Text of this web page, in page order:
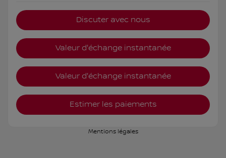
Discuter avec nous
Valeur d'échange instantanée
Valeur d'échange instantanée
Estimer les paiements
Mentions légales